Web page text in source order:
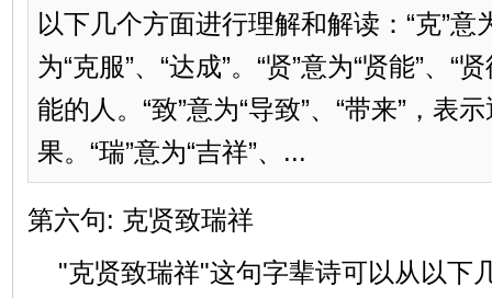
以下几个方面进行理解和解读：“克”意
为“克服”、“达成”。“贤”意为“贤能”、“
能的人。“致”意为“导致”、“带来”，表
果。“瑞”意为“吉祥”、...
第六句: 克贤致瑞祥
"克贤致瑞祥"这句字辈诗可以从以下